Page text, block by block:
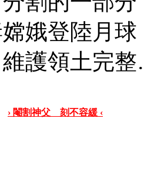
娥登陸月
維護領土完
› 閹割神父 刻不容緩 ‹